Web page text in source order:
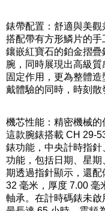
錶帶配置：舒適與美觀
搭配帶有方形鱗片的
鑲嵌紅寶石的鉑金摺
腕，同時展現出高級
固定作用，更為整體
戴體驗的同時，時刻散
機芯性能：精密機械的
這款腕錶搭載 CH 29-
錶功能，中央計時指
功能，包括日期、星期
期透過指針顯示，還
32 毫米，厚度 7.00 毫
軸承。在計時碼錶未啟